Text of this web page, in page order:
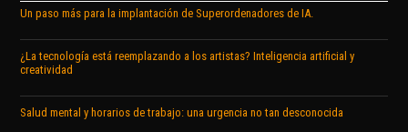
Un paso más para la implantación de Superordenadores de IA.
¿La tecnología está reemplazando a los artistas? Inteligencia artificial y
creatividad
Salud mental y horarios de trabajo: una urgencia no tan desconocida